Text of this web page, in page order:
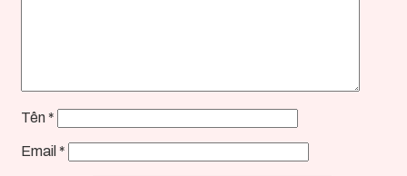
Tên *
Email *